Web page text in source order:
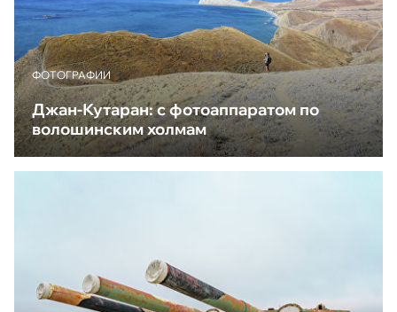
ФОТОГРАФИИ
Джан-Кутаран: с фотоаппаратом по
волошинским холмам